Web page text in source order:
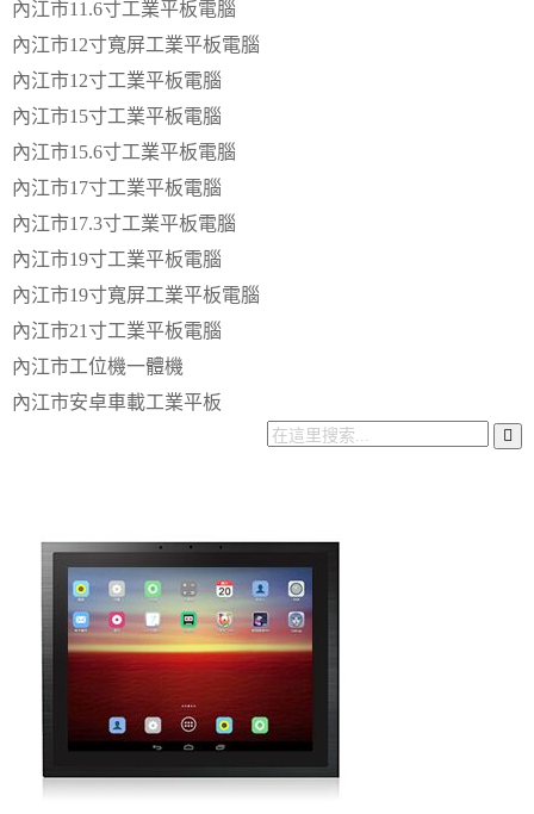
內江市11.6寸工業平板電腦
內江市12寸寬屏工業平板電腦
內江市12寸工業平板電腦
內江市15寸工業平板電腦
內江市15.6寸工業平板電腦
內江市17寸工業平板電腦
內江市17.3寸工業平板電腦
內江市19寸工業平板電腦
內江市19寸寬屏工業平板電腦
內江市21寸工業平板電腦
內江市工位機一體機
內江市安卓車載工業平板